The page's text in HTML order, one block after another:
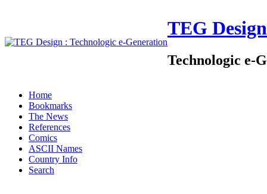
TEG Design
Technologic e-
Home
Bookmarks
The News
References
Comics
ASCII Names
Country Info
Search